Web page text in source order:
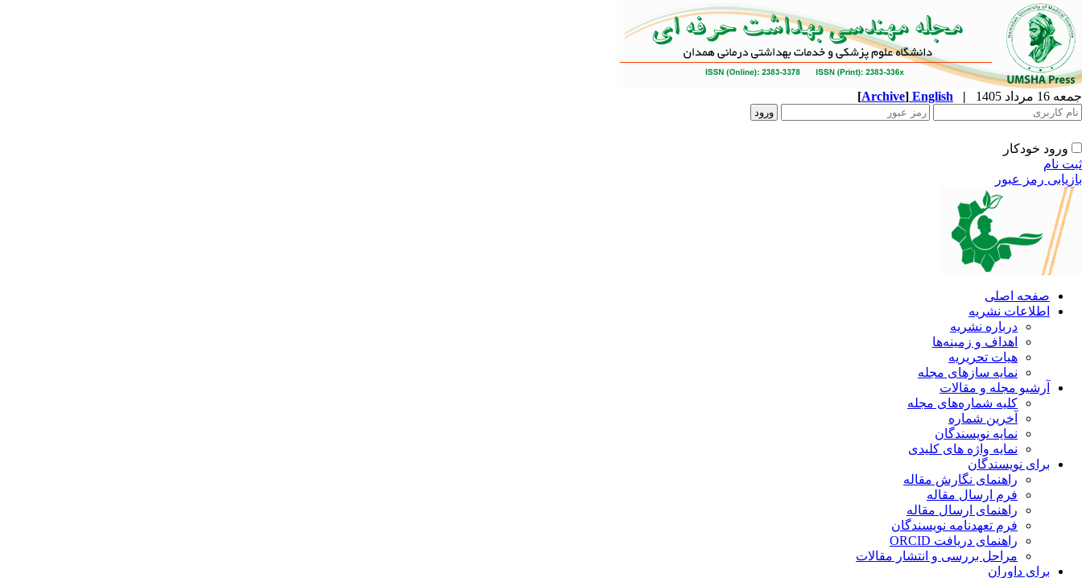
جمعه 16 مرداد 1405 |
English
[Archive]
ورود خودکار
ثبت نام
بازیابی رمز عبور
صفحه اصلی
اطلاعات نشریه
درباره نشریه
اهداف و زمینه‌ها
هیات تحریریه
نمایه سازهای مجله
آرشیو مجله و مقالات
کلیه شماره‌های مجله
آخرین شماره
نمایه نویسندگان
نمایه واژه های کلیدی
برای نویسندگان
راهنمای نگارش مقاله
فرم ارسال مقاله
راهنمای ارسال مقاله
فرم تعهدنامه نویسندگان
راهنمای دریافت ORCID
مراحل بررسی و انتشار مقالات
برای داوران